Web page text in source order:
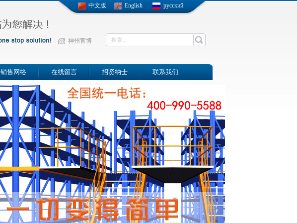
中文版 English русский
神州官博
销售网络 在线留言 招贤纳士 联系我们